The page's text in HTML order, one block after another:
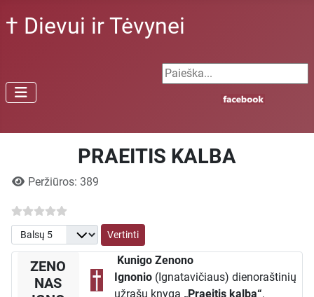
† Dievui ir Tėvynei
Search ...
PRAEITIS KALBA
Išsami informacija
Peržiūros: 389
Prašome įvertinti
ZENO
NAS
Kunigo Zenono
Ignonio(Ignatavičiaus) dienoraštinių
užrašų knyga „Praeitis kalba“,